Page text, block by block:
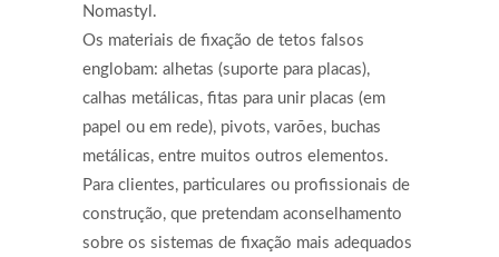
Nomastyl.
Os materiais de fixação de tetos falsos
englobam: alhetas (suporte para placas),
calhas metálicas, fitas para unir placas (em
papel ou em rede), pivots, varões, buchas
metálicas, entre muitos outros elementos.
Para clientes, particulares ou profissionais de
construção, que pretendam aconselhamento
sobre os sistemas de fixação mais adequados